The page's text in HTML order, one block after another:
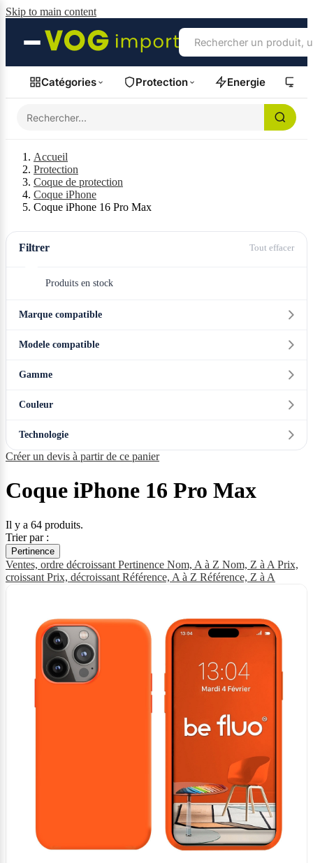
Skip to main content
Catégories Protection Energie
Accueil
Protection
Coque de protection
Coque iPhone
Coque iPhone 16 Pro Max
Filtrer Tout effacer
Produits en stock
Marque compatible
Modele compatible
Gamme
Couleur
Technologie
Créer un devis à partir de ce panier
Coque iPhone 16 Pro Max
Il y a 64 produits.
Trier par :
Pertinence
Ventes, ordre décroissant Pertinence Nom, A à Z Nom, Z à A Prix,
croissant Prix, décroissant Référence, A à Z Référence, Z à A